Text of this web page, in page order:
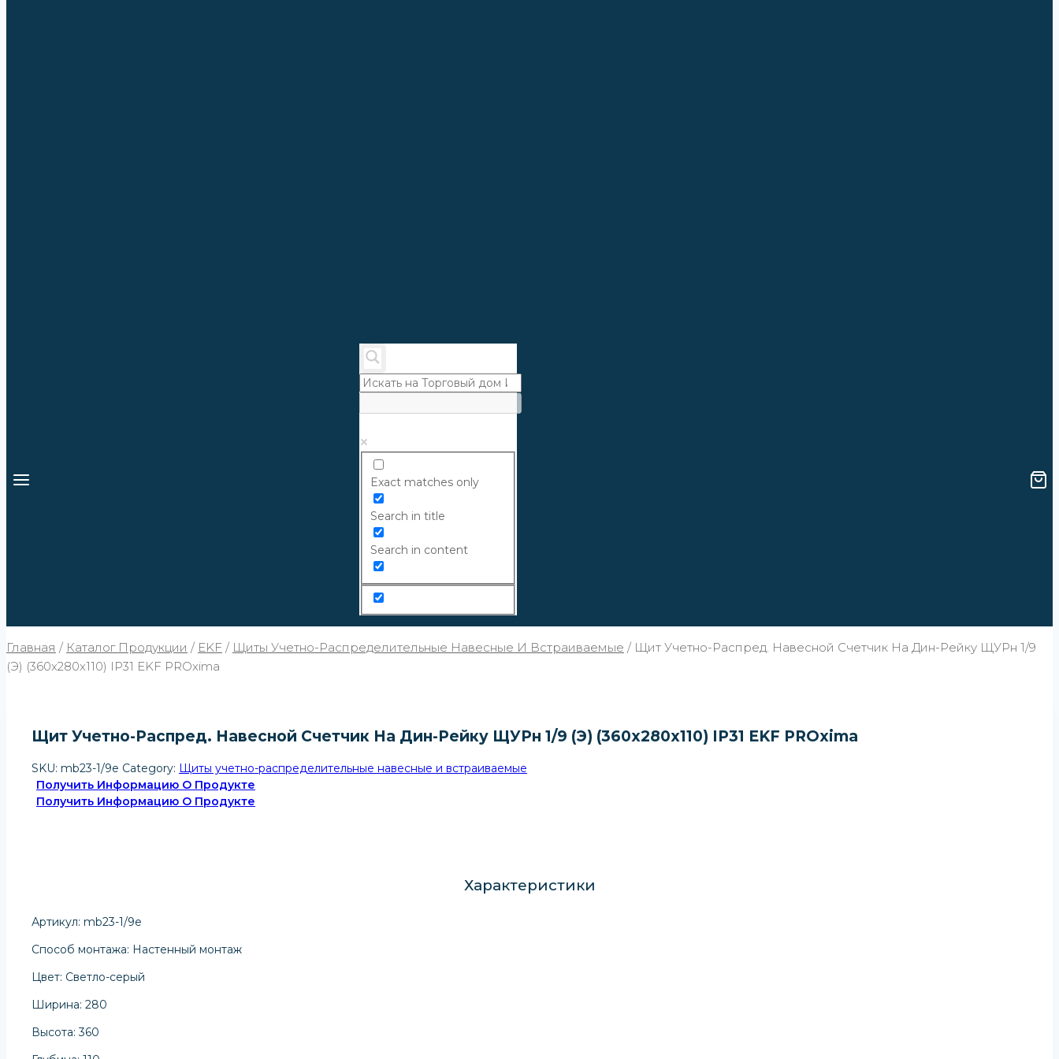
Exact matches only
Search in title
Search in content
Главная / Каталог Продукции / EKF / Щиты Учетно-Распределительные Навесные И Встраиваемые / Щит Учетно-Распред. Навесной Счетчик На Дин-Рейку ЩУРн 1/9
(Э) (360x280x110) IP31 EKF PROxima
Щит Учетно-Распред. Навесной Счетчик На Дин-Рейку ЩУРн 1/9 (Э) (360x280x110) IP31 EKF PROxima
SKU: mb23-1/9e Category: Щиты учетно-распределительные навесные и встраиваемые
Получить Информацию О Продукте
Получить Информацию О Продукте
Характеристики
Артикул: mb23-1/9e
Способ монтажа: Настенный монтаж
Цвет: Светло-серый
Ширина: 280
Высота: 360